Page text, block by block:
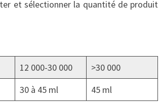
et sélectionner la quantité de produit
12 000-30 000
>30 000
30 à 45 ml
45 ml